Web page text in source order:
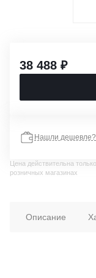
38 488 ₽
Нашли дешевле?
Цена действительна
розничных магазинах
Описание